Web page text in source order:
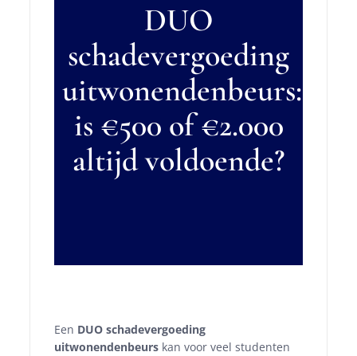
DUO
schadevergoeding
uitwonendenbeurs:
is €500 of €2.000
altijd voldoende?
Een DUO schadevergoeding
uitwonendenbeurs kan voor veel studenten